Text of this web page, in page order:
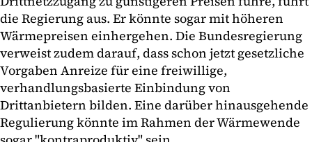
die Regierung aus. Er könnte sogar mit höheren
Wärmepreisen einhergehen. Die Bundesregierung
verweist zudem darauf, dass schon jetzt gesetzliche
Vorgaben Anreize für eine freiwillige,
verhandlungsbasierte Einbindung von
Drittanbietern bilden. Eine darüber hinausgehende
Regulierung könnte im Rahmen der Wärmewende